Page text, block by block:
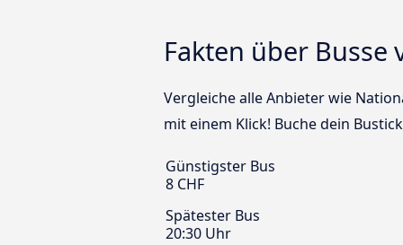
Fakten über
Vergleiche alle Anbieter wie
mit einem Klick! Buche dein
Günstigster Bus
8 CHF
Spätester Bus
20:30 Uhr